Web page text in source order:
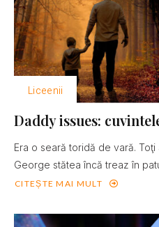
Liceenii
Daddy issues:
Era o seară toridă de vară.
George stătea încă treaz în
CITEȘTE MAI MULT